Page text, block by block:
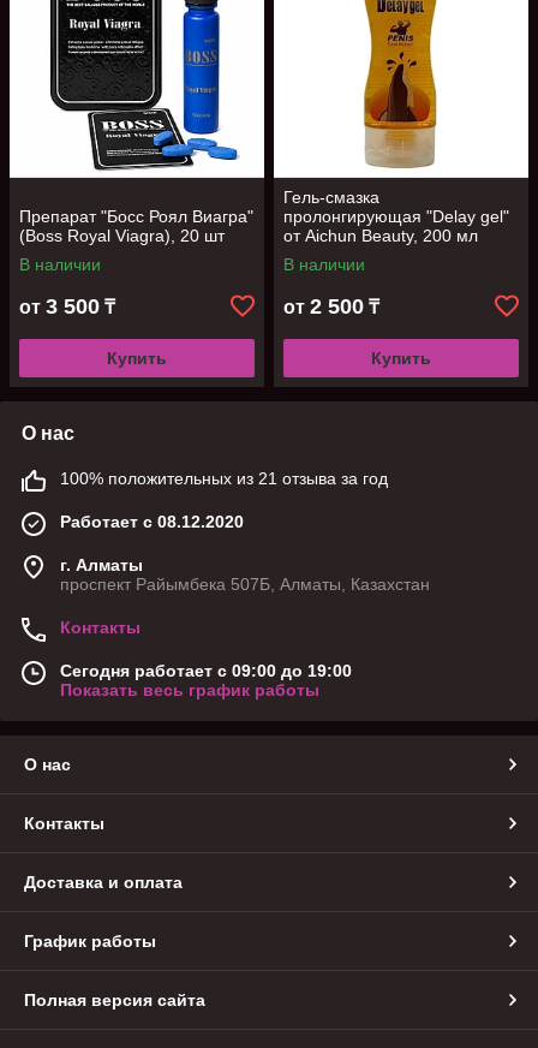
Препарат "Босс Роял Виагра"
(Boss Royal Viagra), 20 шт
В наличии
от 3 500 ₸
Купить
Гель-смазка
пролонгирующая "Delay gel"
от Aichun Beauty, 200 мл
В наличии
от 2 500 ₸
Купить
О нас
100% положительных из 21 отзыва за год
Работает с 08.12.2020
г. Алматы
проспект Райымбека 507Б, Алматы, Казахстан
Контакты
Сегодня работает с 09:00 до 19:00
Показать весь график работы
О нас
Контакты
Доставка и оплата
График работы
Полная версия сайта